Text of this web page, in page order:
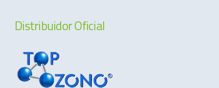
Distribuidor Oficial